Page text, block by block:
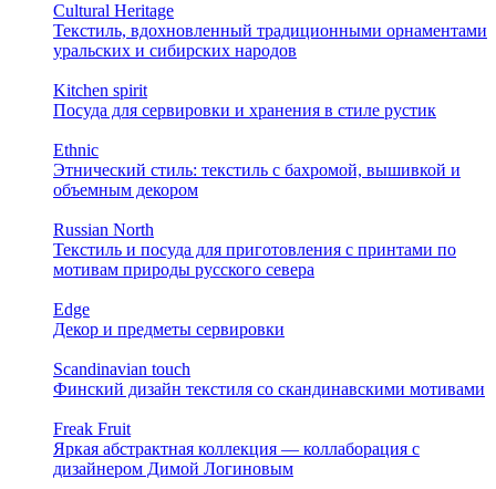
Cultural Heritage
Текстиль, вдохновленный традиционными орнаментами
уральских и сибирских народов
Kitchen spirit
Посуда для сервировки и хранения в стиле рустик
Ethnic
Этнический стиль: текстиль с бахромой, вышивкой и
объемным декором
Russian North
Текстиль и посуда для приготовления с принтами по
мотивам природы русского севера
Edge
Декор и предметы сервировки
Scandinavian touch
Финский дизайн текстиля со скандинавскими мотивами
Freak Fruit
Яркая абстрактная коллекция — коллаборация с
дизайнером Димой Логиновым